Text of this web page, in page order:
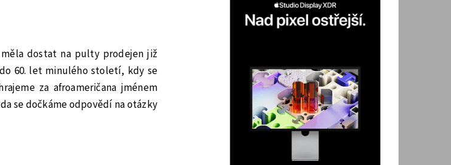
dostat na pulty prodejen již
60. let minulého století, kdy se
za afroameričana jménem
se dočkáme odpovědí na otázky